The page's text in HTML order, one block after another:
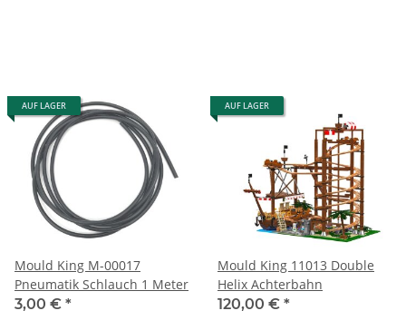
AUF LAGER
Mould King M-00017
Pneumatik Schlauch 1 Meter
3,00 € *
AUF LAGER
Mould King 11013 Double
Helix Achterbahn
120,00 € *